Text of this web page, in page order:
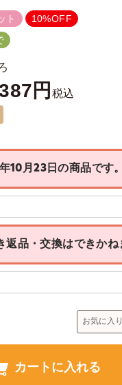
ト
10%OFF
税込
10月23日の商品です。
品・交換はできかね
お気に入
カートに入れる